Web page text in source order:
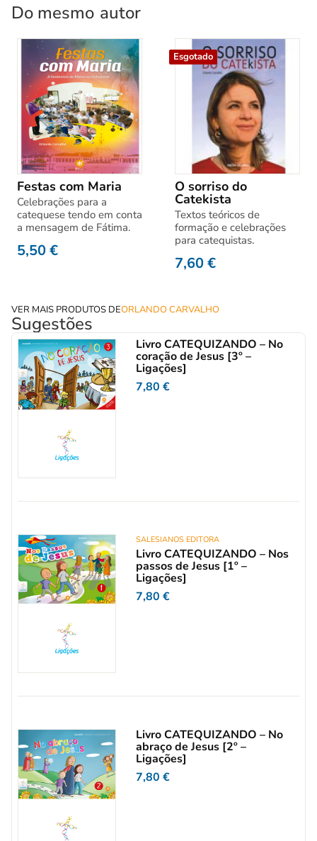
Do mesmo autor
Festas com Maria
Celebrações para a
catequese tendo em conta
a mensagem de Fátima.
5,50€
Esgotado
O sorriso do
Catekista
Textos teóricos de
formação e celebrações
para catequistas.
7,60€
VER MAIS PRODUTOS DEORLANDO CARVALHO
Sugestões
Livro CATEQUIZANDO – No
coração de Jesus [3º –
Ligações]
7,80€
SALESIANOS EDITORA
Livro CATEQUIZANDO – Nos
passos de Jesus [1º –
Ligações]
7,80€
Livro CATEQUIZANDO – No
abraço de Jesus [2º –
Ligações]
7,80€